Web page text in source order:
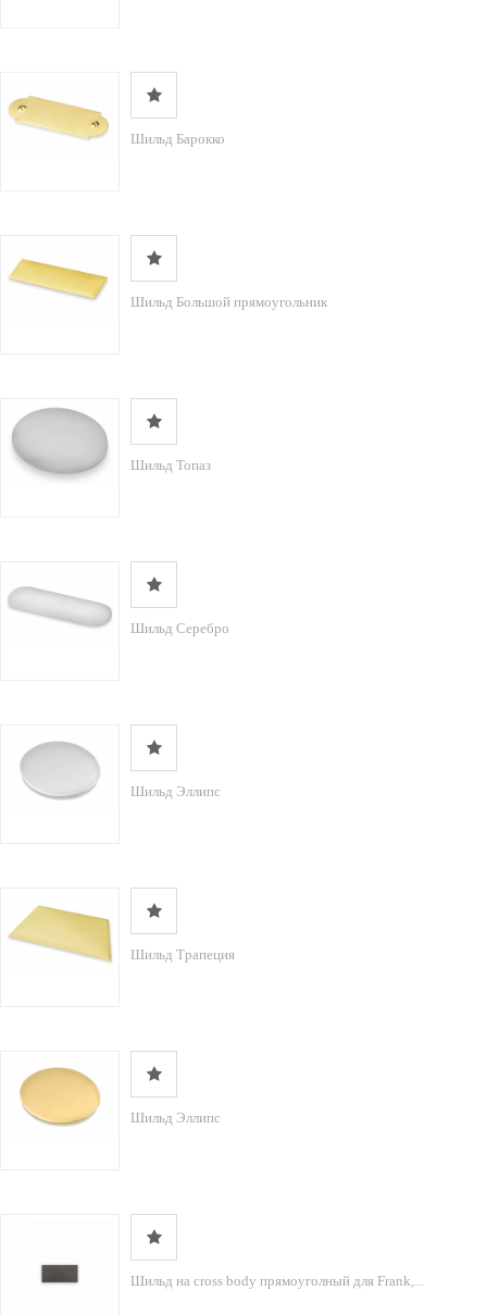
Шильд Барокко
Шильд Большой прямоугольник
Шильд Топаз
Шильд Серебро
Шильд Эллипс
Шильд Трапеция
Шильд Эллипс
Шильд на cross body прямоуголный для Frank,...